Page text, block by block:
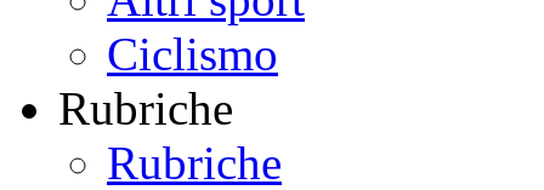
Ciclismo
Rubriche
Rubriche